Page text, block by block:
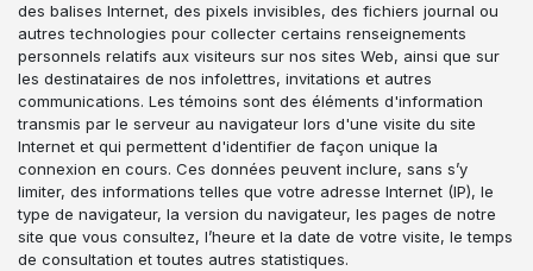
des balises Internet, des pixels invisibles, des fichiers journal ou
autres technologies pour collecter certains renseignements
personnels relatifs aux visiteurs sur nos sites Web, ainsi que sur
les destinataires de nos infolettres, invitations et autres
communications. Les témoins sont des éléments d'information
transmis par le serveur au navigateur lors d'une visite du site
Internet et qui permettent d'identifier de façon unique la
connexion en cours. Ces données peuvent inclure, sans s’y
limiter, des informations telles que votre adresse Internet (IP), le
type de navigateur, la version du navigateur, les pages de notre
site que vous consultez, l’heure et la date de votre visite, le temps
de consultation et toutes autres statistiques.